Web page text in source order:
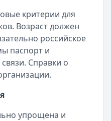
критерии для
Возраст должен
российское
паспорт и
Справки о
упрощена и